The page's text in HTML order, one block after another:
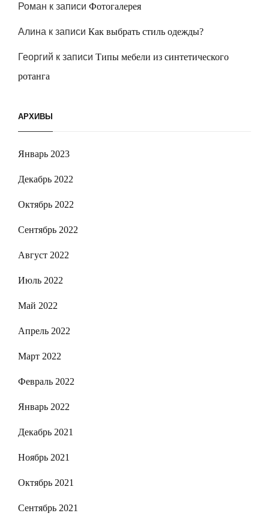
Роман к записи Фотогалерея
Алина к записи Как выбрать стиль одежды?
Георгий к записи Типы мебели из синтетического
ротанга
АРХИВЫ
Январь 2023
Декабрь 2022
Октябрь 2022
Сентябрь 2022
Август 2022
Июль 2022
Май 2022
Апрель 2022
Март 2022
Февраль 2022
Январь 2022
Декабрь 2021
Ноябрь 2021
Октябрь 2021
Сентябрь 2021